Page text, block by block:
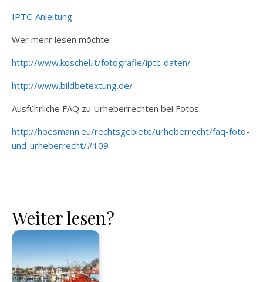
IPTC-Anleitung
Wer mehr lesen möchte:
http://www.koschel.it/fotografie/iptc-daten/
http://www.bildbetextung.de/
Ausführliche FAQ zu Urheberrechten bei Fotos:
http://hoesmann.eu/rechtsgebiete/urheberrecht/faq-foto-
und-urheberrecht/#109
Weiter lesen?